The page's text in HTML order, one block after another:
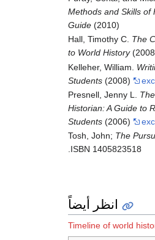
Methods and Skills of
Guide (2010)
Hall, Timothy C. The
to World History
Kelleher, William.
Students (2008)
Presnell, Jenny L.
Historian: A Guide to
Students (2006)
Tosh, John; The
ISBN 1405823518.
انظر أيضاً
Timeline of world